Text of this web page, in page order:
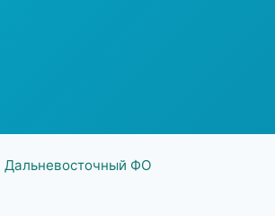
Дальневосточный ФО